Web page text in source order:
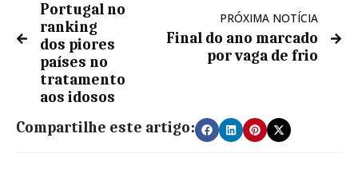
Portugal no
ranking
dos piores
países no
tratamento
aos idosos
PRÓXIMA NOTÍCIA
Final do ano marcado
por vaga de frio
Compartilhe este artigo: